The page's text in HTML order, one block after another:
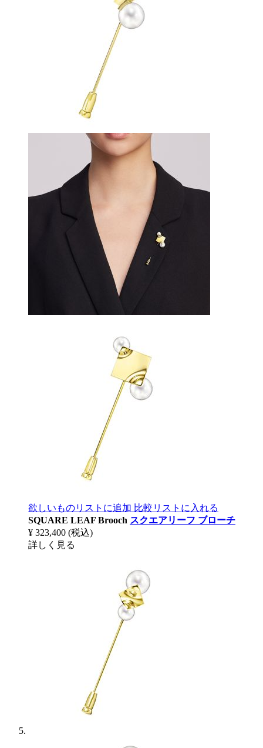
欲しいものリストに追加 比較リストに入れる
SQUARE LEAF Brooch スクエアリーフ ブローチ
¥ 323,400 (税込)
詳しく見る